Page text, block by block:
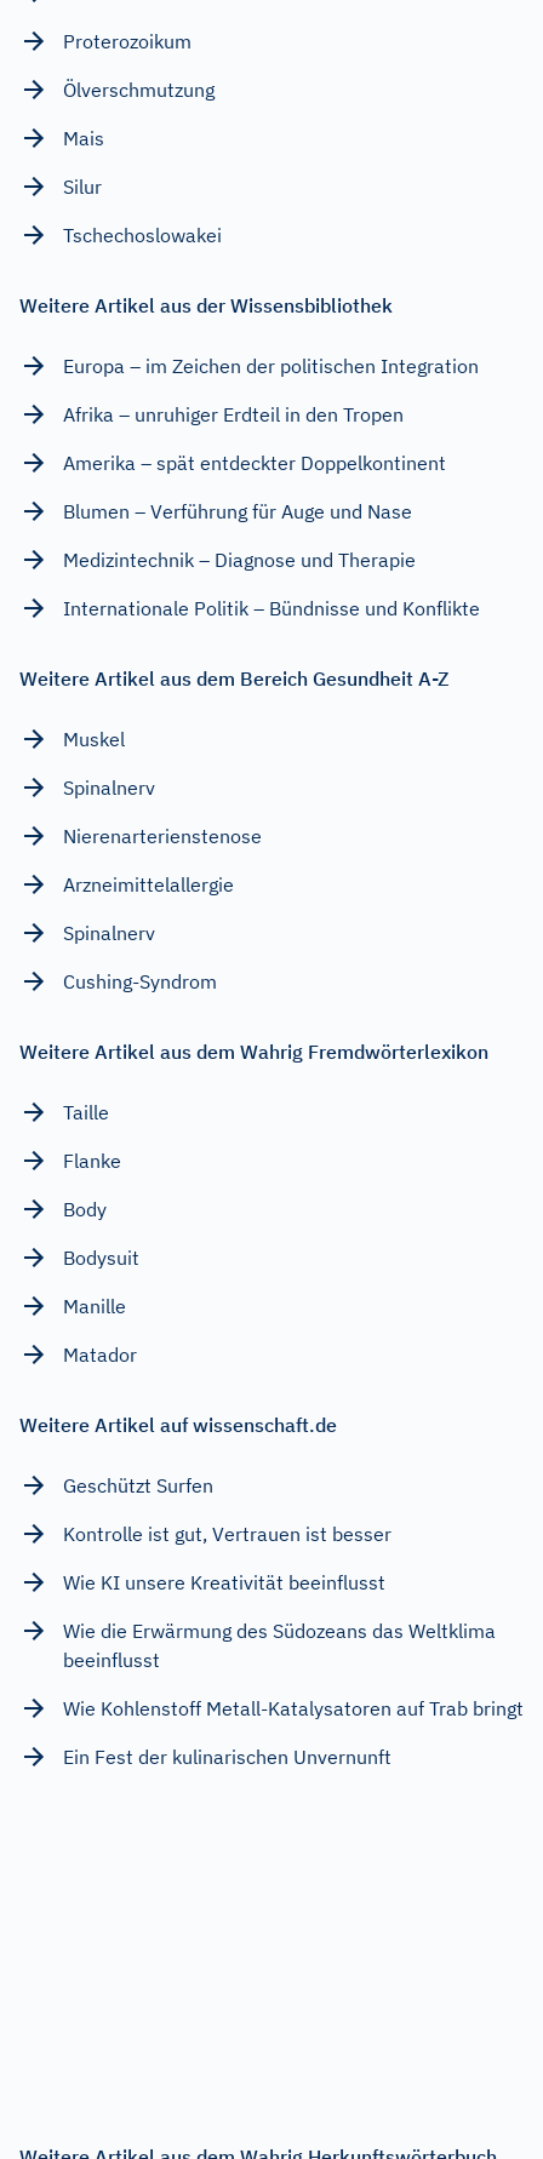
Proterozoikum
Ölverschmutzung
Mais
Silur
Tschechoslowakei
Weitere Artikel aus der Wissensbibliothek
Europa – im Zeichen der politischen Integration
Afrika – unruhiger Erdteil in den Tropen
Amerika – spät entdeckter Doppelkontinent
Blumen – Verführung für Auge und Nase
Medizintechnik – Diagnose und Therapie
Internationale Politik – Bündnisse und Konflikte
Weitere Artikel aus dem Bereich Gesundheit A-Z
Muskel
Spinalnerv
Nierenarterienstenose
Arzneimittelallergie
Spinalnerv
Cushing-Syndrom
Weitere Artikel aus dem Wahrig Fremdwörterlexikon
Taille
Flanke
Body
Bodysuit
Manille
Matador
Weitere Artikel auf wissenschaft.de
Geschützt Surfen
Kontrolle ist gut, Vertrauen ist besser
Wie KI unsere Kreativität beeinflusst
Wie die Erwärmung des Südozeans das Weltklima
beeinflusst
Wie Kohlenstoff Metall-Katalysatoren auf Trab bringt
Ein Fest der kulinarischen Unvernunft